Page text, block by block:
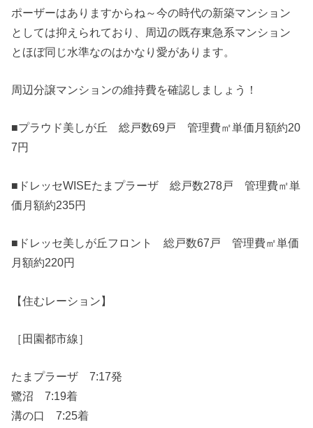
ポーザーはありますからね～今の時代の新築マンション
としては抑えられており、周辺の既存東急系マンション
とほぼ同じ水準なのはかなり愛があります。
周辺分譲マンションの維持費を確認しましょう！
■プラウド美しが丘 総戸数69戸 管理費㎡単価月額約20
7円
■ドレッセWISEたまプラーザ 総戸数278戸 管理費㎡単
価月額約235円
■ドレッセ美しが丘フロント 総戸数67戸 管理費㎡単価
月額約220円
【住むレーション】
［田園都市線］
たまプラーザ 7:17発
鷺沼 7:19着
溝の口 7:25着